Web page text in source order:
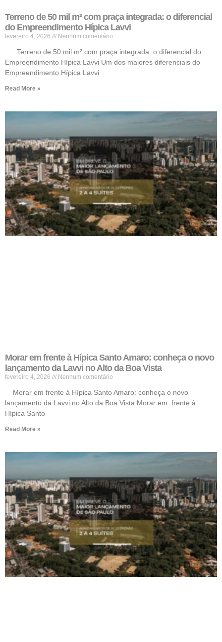
Terreno de 50 mil m² com praça integrada: o diferencial
do Empreendimento Hípica Lavvi
fevereiro 4, 2026 Nenhum comentário
Terreno de 50 mil m² com praça integrada: o diferencial do
Empreendimento Hípica Lavvi Um dos maiores diferenciais do
Empreendimento Hípica Lavvi
Read More »
Morar em frente à Hípica Santo Amaro: conheça o novo
lançamento da Lavvi no Alto da Boa Vista
fevereiro 4, 2026 Nenhum comentário
Morar em frente à Hípica Santo Amaro: conheça o novo
lançamento da Lavvi no Alto da Boa Vista Morar em frente à
Hípica Santo
Read More »